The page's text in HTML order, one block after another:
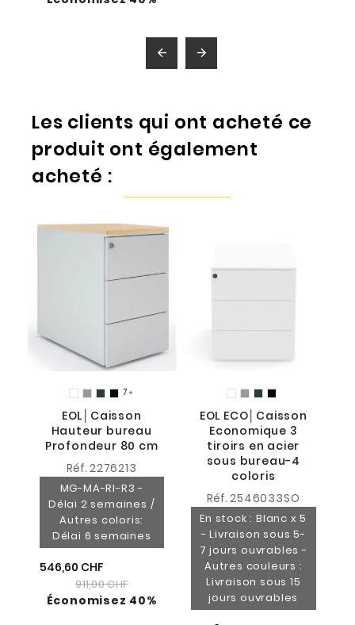
 
Les clients qui ont acheté ce
produit ont également
acheté :
7 
EOL│Caisson
Hauteur bureau
Profondeur 80 cm
Réf. 2276213
MG-MA-RI-R3 -
Délai 2 semaines /
Autres coloris:
Délai 6 semaines
546,60 CHF
911,00 CHF
Économisez 40%
EOL ECO│Caisson
Economique 3
tiroirs en acier
sous bureau-4
coloris
Réf.2546033SO
En stock : Blanc x 5
- Livraison sous 5-
7 jours ouvrables -
Autres couleurs :
Livraison sous 15
jours ouvrables